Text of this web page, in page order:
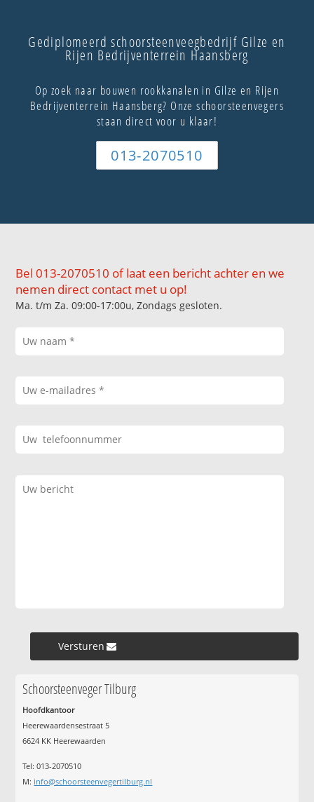
Gediplomeerd schoorsteenveegbedrijf Gilze en
Rijen Bedrijventerrein Haansberg
Op zoek naar bouwen rookkanalen in Gilze en Rijen
Bedrijventerrein Haansberg? Onze schoorsteenvegers
staan direct voor u klaar!
013-2070510
Bel 013-2070510 of laat een bericht achter en we
nemen direct contact met u op!
Ma. t/m Za. 09:00-17:00u, Zondags gesloten.
Versturen »
Schoorsteenveger Tilburg
Hoofdkantoor
Heerewaardensestraat 5
6624 KK Heerewaarden
Tel: 013-2070510
M: info@schoorsteenvegertilburg.nl